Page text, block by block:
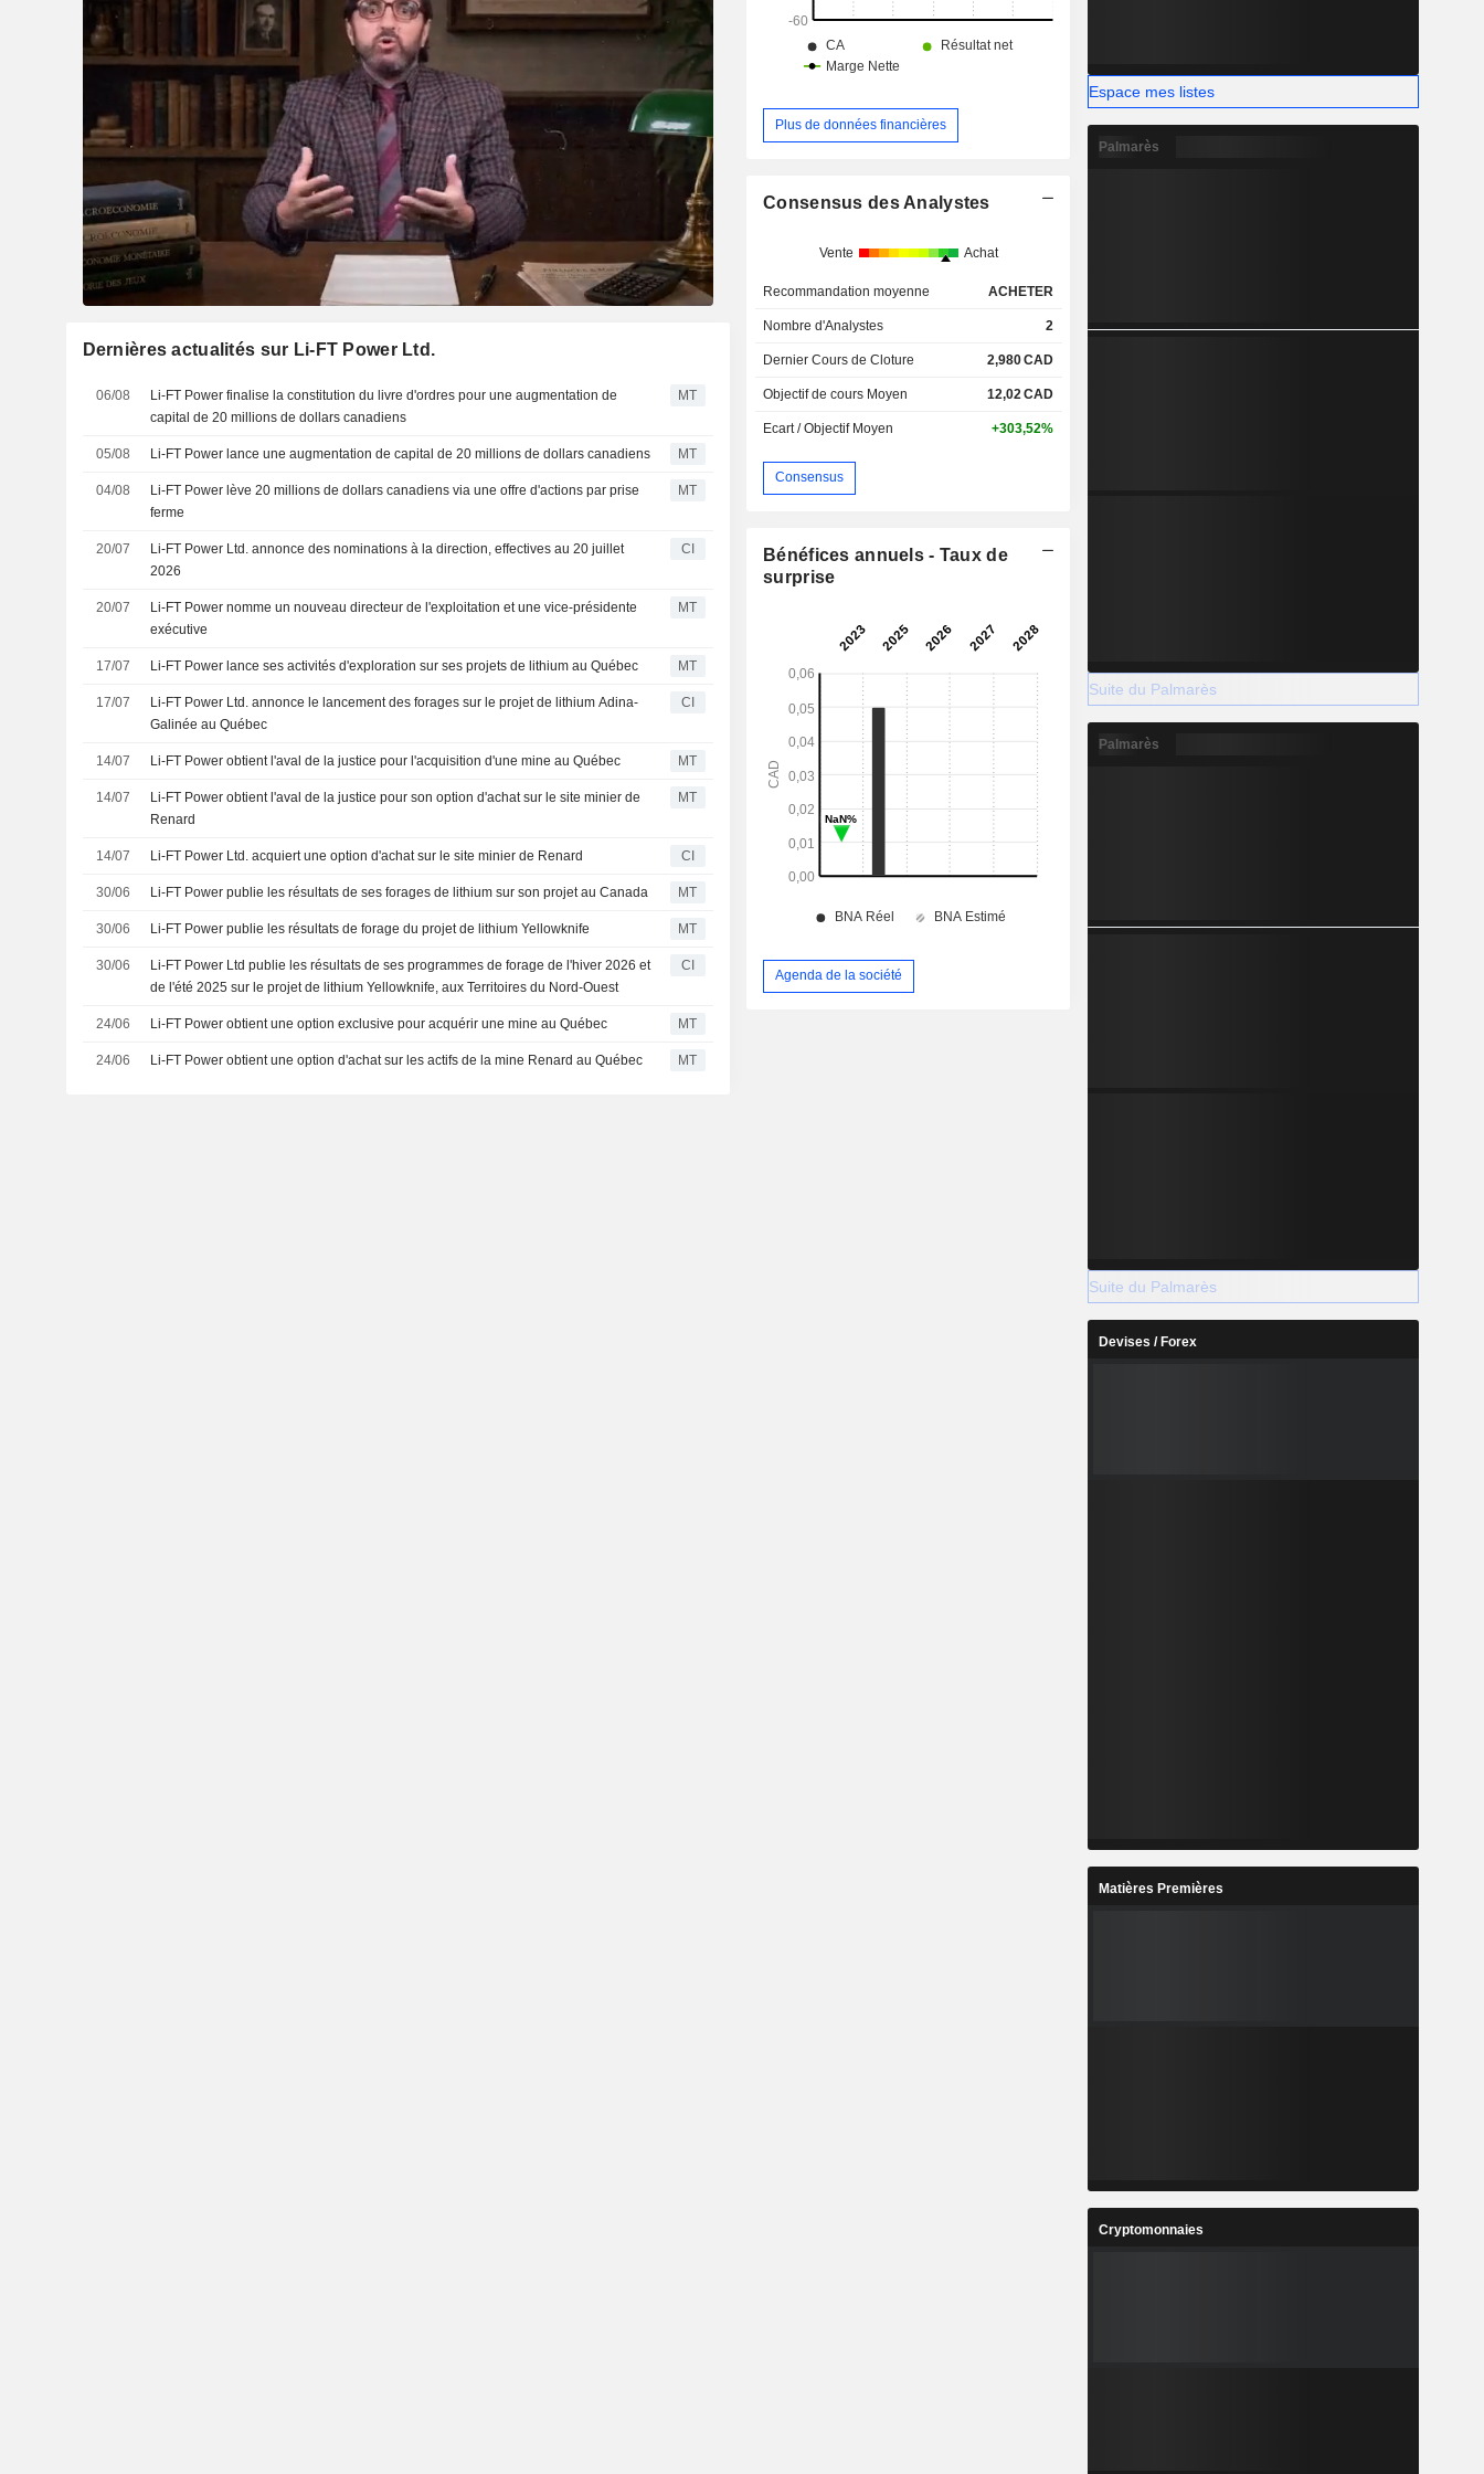
Dernières actualités sur Li-FT Power Ltd.
06/08
Li-FT Power finalise la constitution du livre d'ordres pour une augmentation de
capital de 20 millions de dollars canadiens
MT
05/08 Li-FT Power lance une augmentation de capital de 20 millions de dollars canadiens MT
04/08
Li-FT Power lève 20 millions de dollars canadiens via une offre d'actions par prise
ferme
MT
20/07
Li-FT Power Ltd. annonce des nominations à la direction, effectives au 20 juillet
2026
CI
20/07
Li-FT Power nomme un nouveau directeur de l'exploitation et une vice-présidente
exécutive
MT
17/07 Li-FT Power lance ses activités d'exploration sur ses projets de lithium au Québec MT
17/07
Li-FT Power Ltd. annonce le lancement des forages sur le projet de lithium Adina-
Galinée au Québec
CI
14/07 Li-FT Power obtient l'aval de la justice pour l'acquisition d'une mine au Québec MT
14/07
Li-FT Power obtient l'aval de la justice pour son option d'achat sur le site minier de
Renard
MT
14/07 Li-FT Power Ltd. acquiert une option d'achat sur le site minier de Renard CI
30/06 Li-FT Power publie les résultats de ses forages de lithium sur son projet au Canada MT
30/06 Li-FT Power publie les résultats de forage du projet de lithium Yellowknife MT
30/06
Li-FT Power Ltd publie les résultats de ses programmes de forage de l'hiver 2026 et
de l'été 2025 sur le projet de lithium Yellowknife, aux Territoires du Nord-Ouest
CI
24/06 Li-FT Power obtient une option exclusive pour acquérir une mine au Québec MT
24/06 Li-FT Power obtient une option d'achat sur les actifs de la mine Renard au Québec MT
Plus de données financières
Consensus des Analystes
Vente Achat
Recommandation moyenne ACHETER
Nombre d'Analystes 2
Dernier Cours de Cloture 2,980CAD
Objectif de cours Moyen 12,02 CAD
Ecart / Objectif Moyen +303,52%
Consensus
Bénéfices annuels - Taux de
surprise
Agenda de la société
Espace mes listes
Palmarès
Suite du Palmarès
Palmarès
Suite du Palmarès
Devises / Forex
Matières Premières
Cryptomonnaies